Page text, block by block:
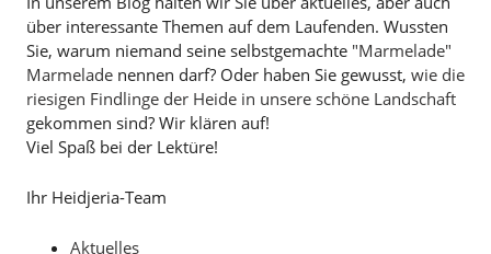
über interessante Themen auf dem Laufenden. Wussten
Sie, warum niemand seine selbstgemachte "Marmelade"
Marmelade nennen darf? Oder haben Sie gewusst, wie die
riesigen Findlinge der Heide in unsere schöne Landschaft
gekommen sind? Wir klären auf!
Viel Spaß bei der Lektüre!
Ihr Heidjeria-Team
Aktuelles